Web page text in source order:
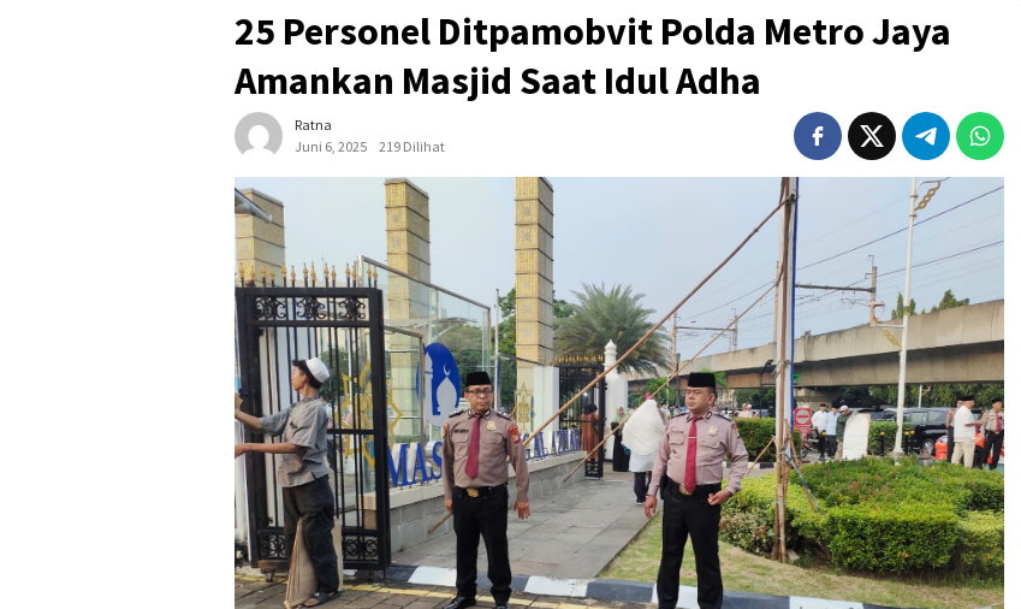
25 Personel Ditpamobvit Polda Metro Jaya
Amankan Masjid Saat Idul Adha
Ratna
Juni 6, 2025
219 Dilihat